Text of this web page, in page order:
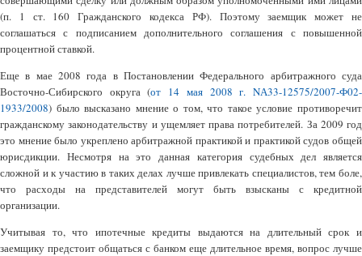
(п. 1 ст. 160 Гражданского кодекса РФ). Поэтому заемщик может не
соглашаться с подписанием дополнительного соглашения с повышенной
процентной ставкой.
Еще в мае 2008 года в Постановлении Федерального арбитражного суда
Восточно-Сибирского округа (от 14 мая 2008 г. NА33-12575/2007-Ф02-
1933/2008) было высказано мнение о том, что такое условие противоречит
гражданскому законодательству и ущемляет права потребителей. За 2009 год
это мнение было укреплено арбитражной практикой и практикой судов общей
юрисдикции. Несмотря на это данная категория судебных дел является
сложной и к участию в таких делах лучше привлекать специалистов, тем боле,
что расходы на представителей могут быть взысканы с кредитной
организации.
Учитывая то, что ипотечные кредиты выдаются на длительный срок и
заемщику предстоит общаться с банком еще длительное время, вопрос лучше